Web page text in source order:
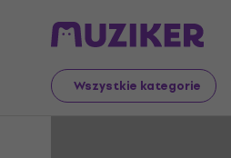
Wszystkie kategorie